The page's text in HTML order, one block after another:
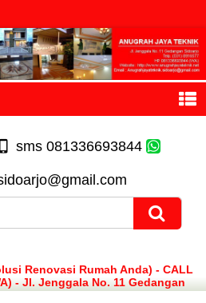
sms 081336693844
Renovasi Rumah Anda) - CALL
- Jl. Jenggala No. 11 Gedangan